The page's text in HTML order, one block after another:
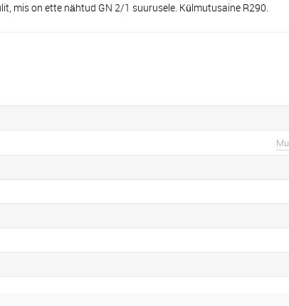
mis on ette nähtud GN 2/1 suurusele. Külmutusaine R290.